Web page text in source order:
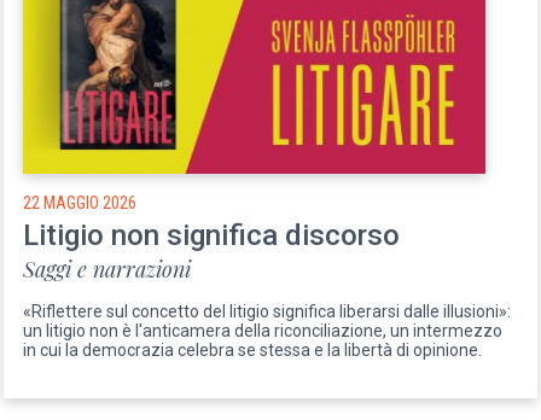
22 MAGGIO 2026
Litigio non significa discorso
Saggi e narrazioni
«Riflettere sul concetto del litigio significa liberarsi dalle illusioni»:
un litigio non è l'anticamera della riconciliazione, un intermezzo
in cui la democrazia celebra se stessa e la libertà di opinione.